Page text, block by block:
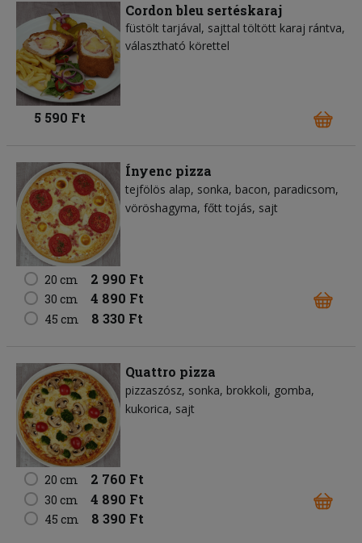
Cordon bleu sertéskaraj
füstölt tarjával, sajttal töltött karaj rántva,
választható körettel
5 590 Ft
Ínyenc pizza
tejfölös alap sonka bacon paradicsom
vöröshagyma főtt tojás sajt
20 cm 2 990 Ft
30 cm 4 890 Ft
45 cm 8 330 Ft
Quattro pizza
pizzaszósz sonka brokkoli gomba
kukorica sajt
20 cm 2 760 Ft
30 cm 4 890 Ft
45 cm 8 390 Ft